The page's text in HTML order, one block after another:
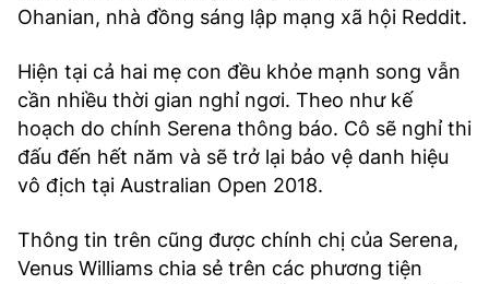
Ohanian, nhà đồng sáng lập mạng xã hội Reddit.
Hiện tại cả hai mẹ con đều khỏe mạnh song vẫn
cần nhiều thời gian nghỉ ngơi. Theo như kế
hoạch do chính Serena thông báo. Cô sẽ nghỉ thi
đấu đến hết năm và sẽ trở lại bảo vệ danh hiệu
vô địch tại Australian Open 2018.
Thông tin trên cũng được chính chị của Serena,
Venus Williams chia sẻ trên các phương tiện